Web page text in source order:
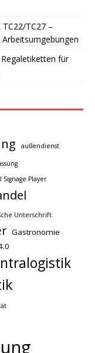
TC27 –
für
außendienst
Signage Player
Unterschrift
Gastronomie